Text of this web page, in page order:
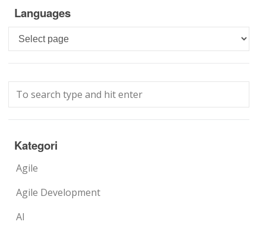
Languages
Languages
Kategori
Agile
Agile Development
AI